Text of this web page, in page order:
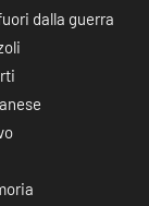
dalla guerra